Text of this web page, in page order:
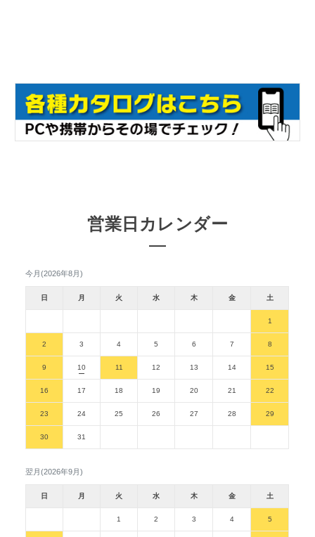
営業日カレンダー
今月(2026年8月)
日 月 火 水 木 金 土
1
2 3 4 5 6 7 8
9 10 11 12 13 14 15
16 17 18 19 20 21 22
23 24 25 26 27 28 29
30 31
翌月(2026年9月)
日 月 火 水 木 金 土
1 2 3 4 5